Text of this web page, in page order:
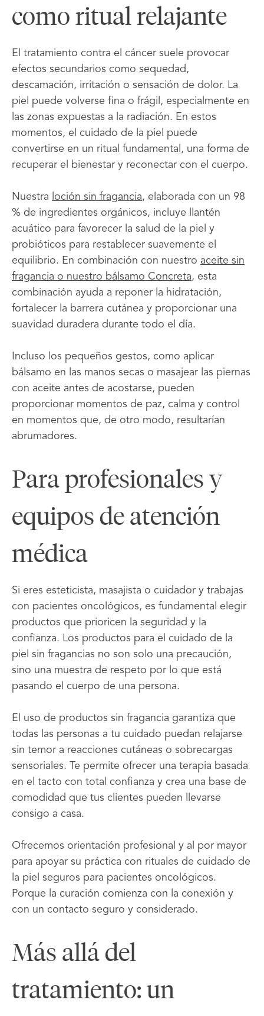
como ritual relajante
El tratamiento contra el cáncer suele provocar
efectos secundarios como sequedad,
descamación, irritación o sensación de dolor. La
piel puede volverse fina o frágil, especialmente en
las zonas expuestas a la radiación. En estos
momentos, el cuidado de la piel puede
convertirse en un ritual fundamental, una forma de
recuperar el bienestar y reconectar con el cuerpo.
Nuestra loción sin fragancia, elaborada con un 98
% de ingredientes orgánicos, incluye llantén
acuático para favorecer la salud de la piel y
probióticos para restablecer suavemente el
equilibrio. En combinación con nuestro aceite sin
fragancia o nuestro bálsamo Concreta, esta
combinación ayuda a reponer la hidratación,
fortalecer la barrera cutánea y proporcionar una
suavidad duradera durante todo el día.
Incluso los pequeños gestos, como aplicar
bálsamo en las manos secas o masajear las piernas
con aceite antes de acostarse, pueden
proporcionar momentos de paz, calma y control
en momentos que, de otro modo, resultarían
abrumadores.
Para profesionales y
equipos de atención
médica
Si eres esteticista, masajista o cuidador y trabajas
con pacientes oncológicos, es fundamental elegir
productos que prioricen la seguridad y la
confianza. Los productos para el cuidado de la
piel sin fragancias no son solo una precaución,
sino una muestra de respeto por lo que está
pasando el cuerpo de una persona.
El uso de productos sin fragancia garantiza que
todas las personas a tu cuidado puedan relajarse
sin temor a reacciones cutáneas o sobrecargas
sensoriales. Te permite ofrecer una terapia basada
en el tacto con total confianza y crea una base de
comodidad que tus clientes pueden llevarse
consigo a casa.
Ofrecemos orientación profesional y al por mayor
para apoyar su práctica con rituales de cuidado de
la piel seguros para pacientes oncológicos.
Porque la curación comienza con la conexión y
con un contacto seguro y considerado.
Más allá del
tratamiento: un